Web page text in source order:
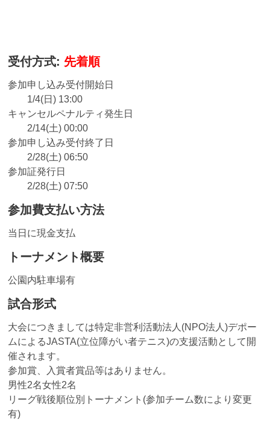
受付方式: 先着順
参加申し込み受付開始日
1/4(日) 13:00
キャンセルペナルティ発生日
2/14(土) 00:00
参加申し込み受付終了日
2/28(土) 06:50
参加証発行日
2/28(土) 07:50
参加費支払い方法
当日に現金支払
トーナメント概要
公園内駐車場有
試合形式
大会につきましては特定非営利活動法人(NPO法人)デポー
ムによるJASTA(立位障がい者テニス)の支援活動として開
催されます。
参加賞、入賞者賞品等はありません。
男性2名女性2名
リーグ戦後順位別トーナメント(参加チーム数により変更
有)